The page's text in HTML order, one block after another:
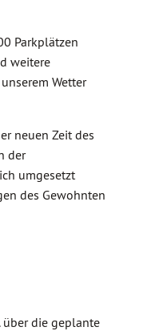
Parkplätzen
weitere
Wetter
neuen Zeit des
der
umgesetzt
des Gewohnten
über die geplante